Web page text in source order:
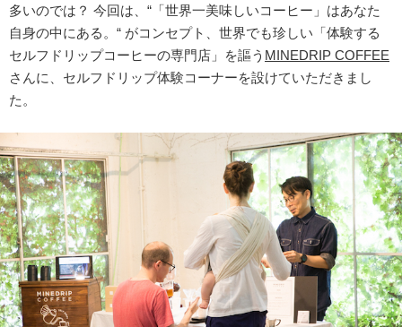
多いのでは？ 今回は、“「世界一美味しいコーヒー」はあなた
自身の中にある。“ がコンセプト、世界でも珍しい「体験する
セルフドリップコーヒーの専門店」を謳う MINEDRIP COFFEE
さんに、セルフドリップ体験コーナーを設けていただきまし
た。